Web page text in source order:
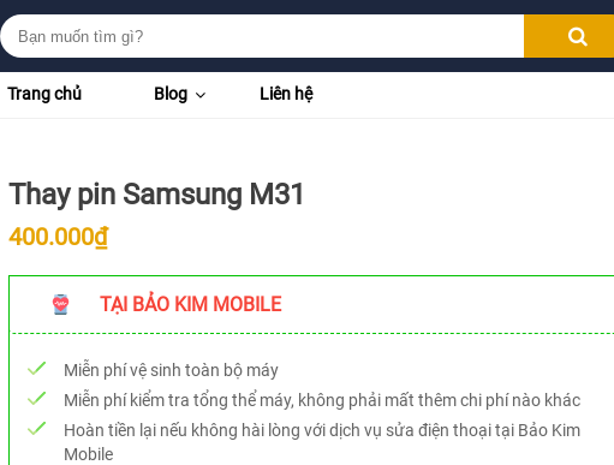
Trang chủ Blog Liên hệ
Thay pin Samsung M31
400.000₫
TẠI BẢO KIM MOBILE
Miễn phí vệ sinh toàn bộ máy
Miễn phí kiểm tra tổng thể máy, không phải mất thêm chi phí nào khác
Hoàn tiền lại nếu không hài lòng với dịch vụ sửa điện thoại tại Bảo Kim
Mobile